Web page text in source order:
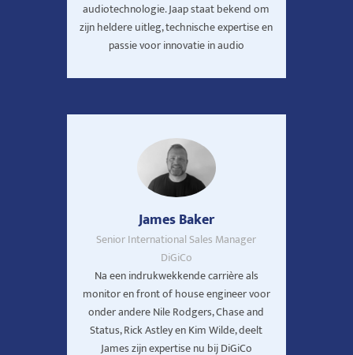
audiotechnologie. Jaap staat bekend om
zijn heldere uitleg, technische expertise en
passie voor innovatie in audio
James Baker
Senior International Sales Manager
DiGiCo
Na een indrukwekkende carrière als
monitor en front of house engineer voor
onder andere Nile Rodgers, Chase and
Status, Rick Astley en Kim Wilde, deelt
James zijn expertise nu bij DiGiCo